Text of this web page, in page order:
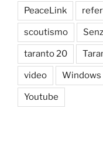
PeaceLink
scoutismo
taranto 20
video Windows
Youtube